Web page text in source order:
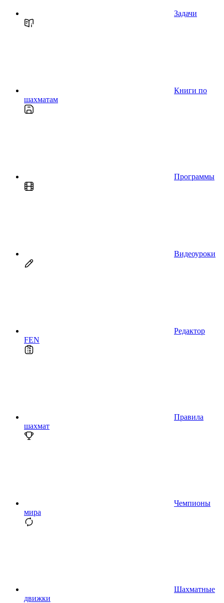
Задачи
Книги по
шахматам
Программы
Видеоуроки
Редактор
FEN
Правила
шахмат
Чемпионы
мира
Шахматные
движки